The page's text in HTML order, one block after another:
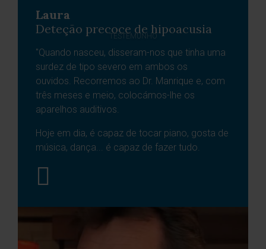
Laura
Deteção precoce de hipoacusia
"Quando nasceu, disseram-nos que tinha uma
surdez de tipo severo em ambos os
ouvidos. Recorremos ao Dr. Manrique e, com
três meses e meio, colocámos-lhe os
aparelhos auditivos.
Hoje em dia, é capaz de tocar piano, gosta de
música, dança... é capaz de fazer tudo.
TESTEMUNHO